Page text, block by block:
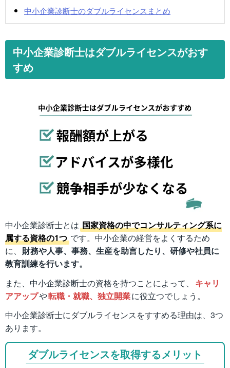
中小企業診断士のダブルライセンスまとめ
中小企業診断士はダブルライセンスがおす
すめ
中小企業診断士とは 国家資格の中でコンサルティング系に
属する資格の1つ です。中小企業の経営をよくするため
に、 財務や人事、事務、生産を助言したり、研修や社員に
教育訓練を行います。
また、中小企業診断士の資格を持つことによって、
キャリ
アアップや転職・就職、独立開業に役立つでしょう。
中小企業診断士にダブルライセンスをすすめる理由は、3つ
あります。
ダブルライセンスを取得するメリット